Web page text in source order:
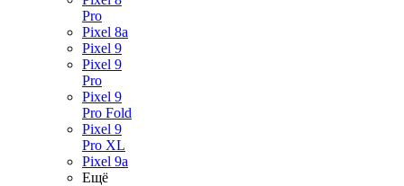
Pro
Pixel 8a
Pixel 9
Pixel 9
Pro
Pixel 9
Pro Fold
Pixel 9
Pro XL
Pixel 9a
Ещё